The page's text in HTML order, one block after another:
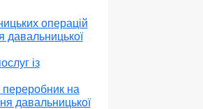
операцій
давальницької
із
на
давальницької